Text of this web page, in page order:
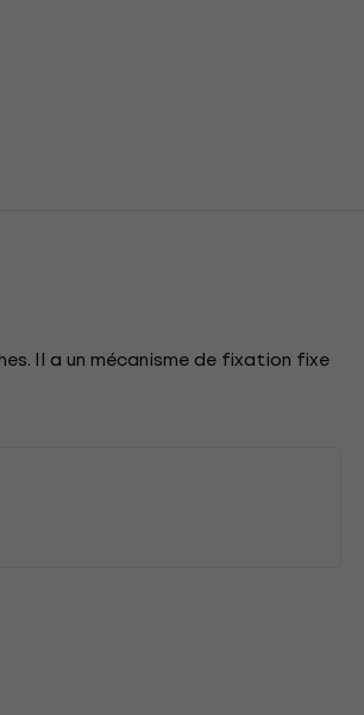
Il a un mécanisme de fixation fixe